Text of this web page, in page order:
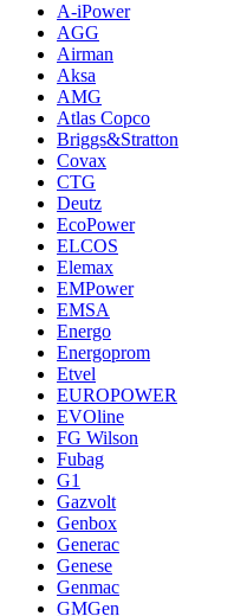
A-iPower
AGG
Airman
Aksa
AMG
Atlas Copco
Briggs&Stratton
Covax
CTG
Deutz
EcoPower
ELCOS
Elemax
EMPower
EMSA
Energo
Energoprom
Etvel
EUROPOWER
EVOline
FG Wilson
Fubag
G1
Gazvolt
Genbox
Generac
Genese
Genmac
GMGen